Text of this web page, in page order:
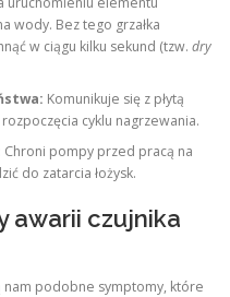
wody. Bez tego grzałka
w ciągu kilku sekund (tzw. dry
Komunikuje się z płytą
rozpoczęcia cyklu nagrzewania.
Chroni pompy przed pracą na
do zatarcia łożysk.
awarii czujnika
nam podobne symptomy, które